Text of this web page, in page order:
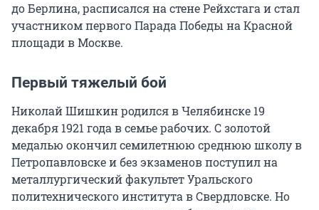
до Берлина, расписался на стене Рейхстага и стал
участником первого Парада Победы на Красной
площади в Москве.
Первый тяжелый бой
Николай Шишкин родился в Челябинске 19
декабря 1921 года в семье рабочих. С золотой
медалью окончил семилетнюю среднюю школу в
Петропавловске и без экзаменов поступил на
металлургический факультет Уральского
политехнического института в Свердловске. Но